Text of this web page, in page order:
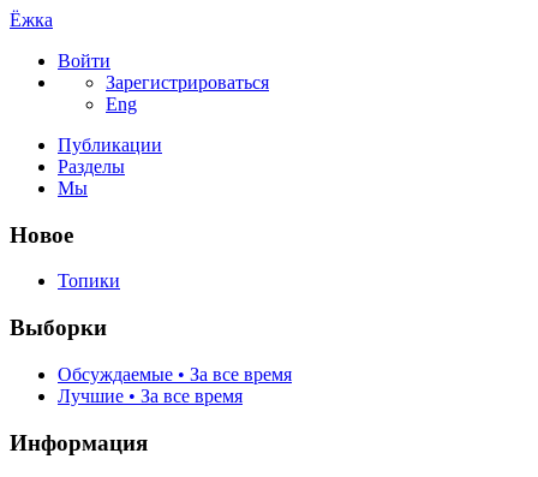
Ёжка
Войти
Зарегистрироваться
Eng
Публикации
Разделы
Мы
Новое
Топики
Выборки
Обсуждаемые • За все время
Лучшие • За все время
Информация